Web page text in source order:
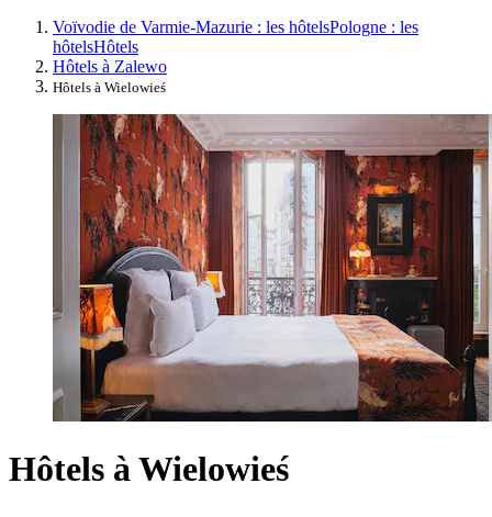
Voïvodie de Varmie-Mazurie : les hôtelsPologne : les
hôtelsHôtels
Hôtels à Zalewo
Hôtels à Wielowieś
Hôtels à Wielowieś